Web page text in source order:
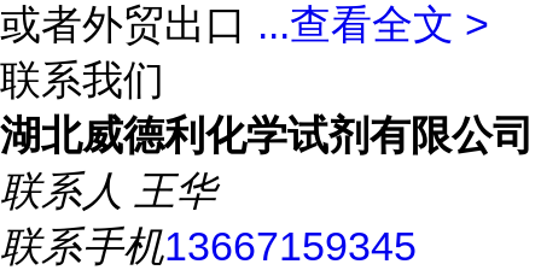
或者外贸出口 ...查看全文 >
联系我们
湖北威德利化学试剂有限公司
联系人 王华
联系手机13667159345